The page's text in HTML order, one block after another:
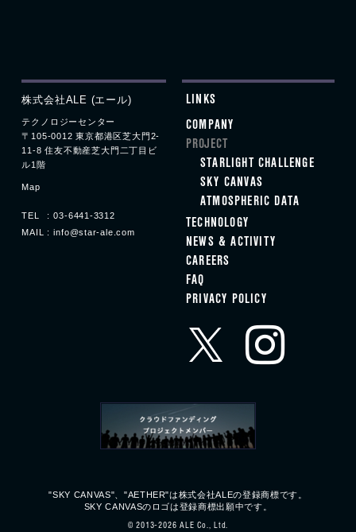
株式会社ALE (エール)
テクノロジーセンター
〒105-0012 東京都港区芝大門2-
11-8住友不動産芝大門 二丁目ビ
ル1階
Map
TEL
03-6441-3312
MAIL
info@star-ale.com
LINKS
COMPANY
PROJECT
STARLIGHT CHALLENGE
SKY CANVAS
ATMOSPHERIC DATA
TECHNOLOGY
NEWS & ACTIVITY
CAREERS
FAQ
PRIVACY POLICY
"SKY CANVAS"、"AETHER"は株式会社ALEの登録商標です。
SKY CANVASのロゴは登録商標出願中です。
© 2013‐2026 ALE Co., Ltd.